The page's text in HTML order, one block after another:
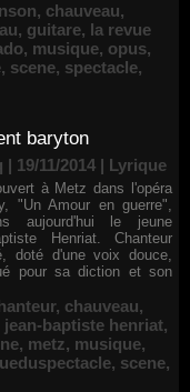
, chauveau,
, guitare, la revue
, musique, opus,
, scene, spectacle,
baryton
19/11/2014 | Lyrique
à Metz dans l'opéra
"Un Amour en guerre",
aujourd'hui le jeune
Henriat. Chanteur
doté d'une voix douce,
pour sa diction et son
, chauveau,
jean-baptiste henriat,
, metz, musique,
, scene,